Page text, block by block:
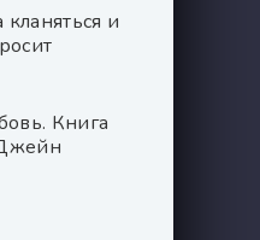
и
Книга